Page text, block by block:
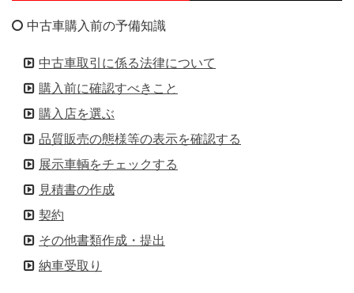
中古車購入前の予備知識
中古車取引に係る法律について
購入前に確認すべきこと
購入店を選ぶ
品質販売の態様等の表示を確認する
展示車輌をチェックする
見積書の作成
契約
その他書類作成・提出
納車受取り